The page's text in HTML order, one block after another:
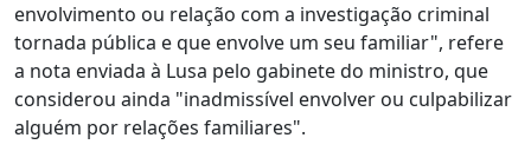
envolvimento ou relação com a investigação criminal
tornada pública e que envolve um seu familiar", refere
a nota enviada à Lusa pelo gabinete do ministro, que
considerou ainda "inadmissível envolver ou culpabilizar
alguém por relações familiares".